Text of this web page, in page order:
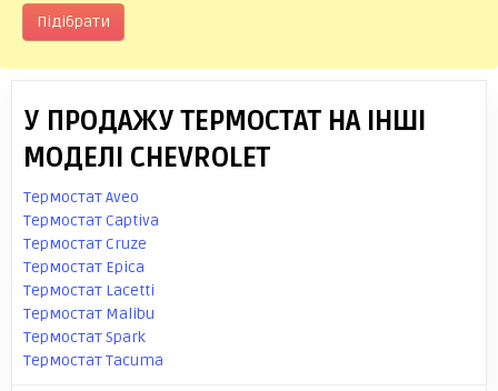
Підібрати
У ПРОДАЖУ ТЕРМОСТАТ НА ІНШІ
МОДЕЛІ CHEVROLET
Термостат Aveo
Термостат Captiva
Термостат Cruze
Термостат Epica
Термостат Lacetti
Термостат Malibu
Термостат Spark
Термостат Tacuma